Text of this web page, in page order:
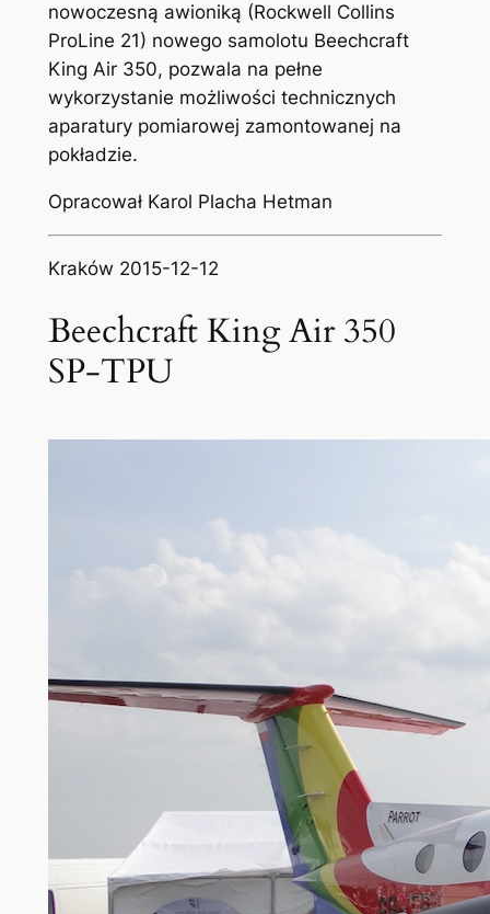
nowoczesną awioniką (Rockwell Collins
ProLine 21) nowego samolotu Beechcraft
King Air 350, pozwala na pełne
wykorzystanie możliwości technicznych
aparatury pomiarowej zamontowanej na
pokładzie.
Opracował Karol Placha Hetman
Kraków 2015-12-12
Beechcraft King Air 350
SP-TPU